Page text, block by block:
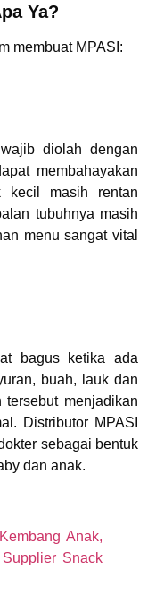
Ya?
membuat MPASI:
diolah dengan
membahayakan
kecil masih rentan
tubuhnya masih
menu sangat vital
bagus ketika ada
buah, lauk dan
menjadikan
Distributor MPASI
sebagai bentuk
dan anak.
Anak,
Snack